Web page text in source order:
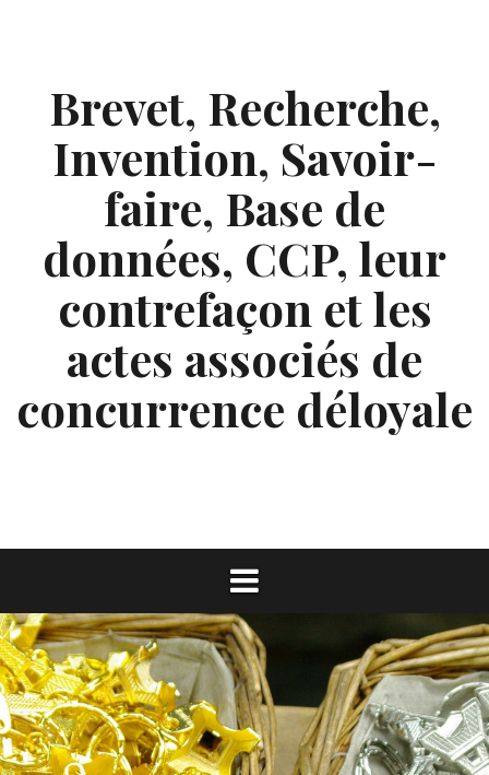
Brevet, Recherche,
Invention, Savoir-
faire, Base de
données, CCP, leur
contrefaçon et les
actes associés de
concurrence déloyale